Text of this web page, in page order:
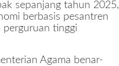
sepanjang tahun 2025,
berbasis pesantren
perguruan tinggi
Agama benar-